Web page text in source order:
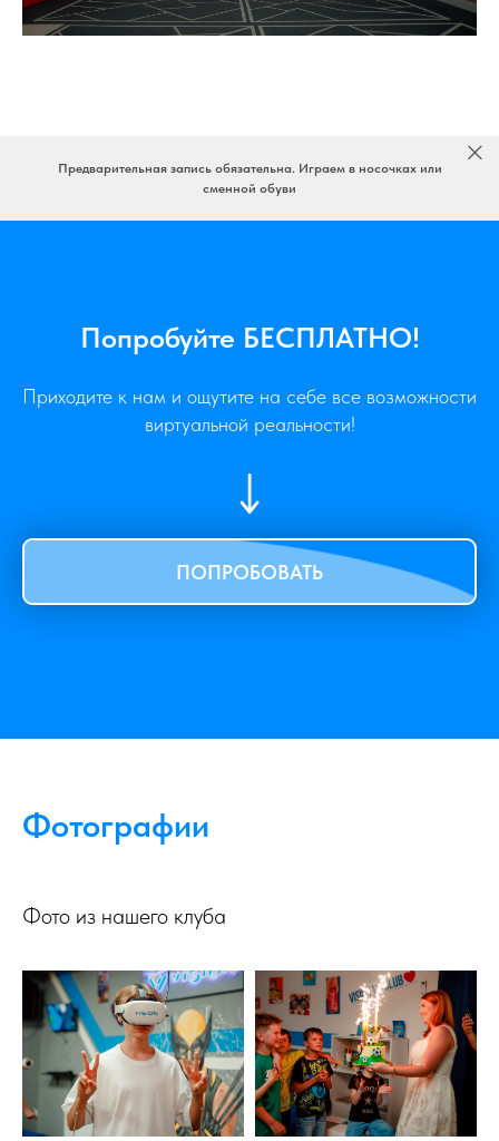
Предварительная запись обязательна. Играем в носочках или
сменной обуви
Попробуйте БЕСПЛАТНО!
Приходите к нам и ощутите на себе все возможности
виртуальной реальности!
ПОПРОБОВАТЬ
Фотографии
Фото из нашего клуба